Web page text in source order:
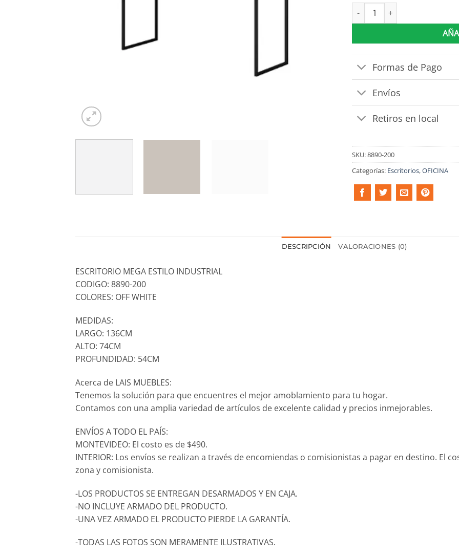
Escritorio Pc Mesa De
Formas de Pago
Envíos
Retiros en local
SKU:8890-200
Categorías: Escritorios,OFICINA
DESCRIPCIÓN VALORACIONES (0)
ESCRITORIO MEGA ESTILO INDUSTRIAL
CODIGO: 8890-200
COLORES: OFF WHITE
MEDIDAS:
LARGO: 136CM
ALTO: 74CM
PROFUNDIDAD: 54CM
Acerca de LAIS MUEBLES:
Tenemos la solución para que encuentres el mejor amoblamiento para tu hogar.
Contamos con una amplia variedad de artículos de excelente calidad y precios inmejorables.
ENVÍOS A TODO EL PAÍS:
MONTEVIDEO: El costo es de $490.
INTERIOR: Los envíos se realizan a través de encomiendas o comisionistas a pagar en destino. El
zona y comisionista.
-LOS PRODUCTOS SE ENTREGAN DESARMADOS Y EN CAJA.
-NO INCLUYE ARMADO DEL PRODUCTO.
-UNA VEZ ARMADO EL PRODUCTO PIERDE LA GARANTÍA.
-TODAS LAS FOTOS SON MERAMENTE ILUSTRATIVAS.